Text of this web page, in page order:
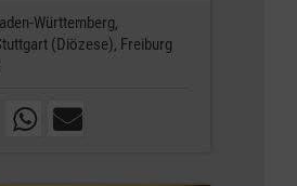
Württemberg,
(Diözese), Freiburg